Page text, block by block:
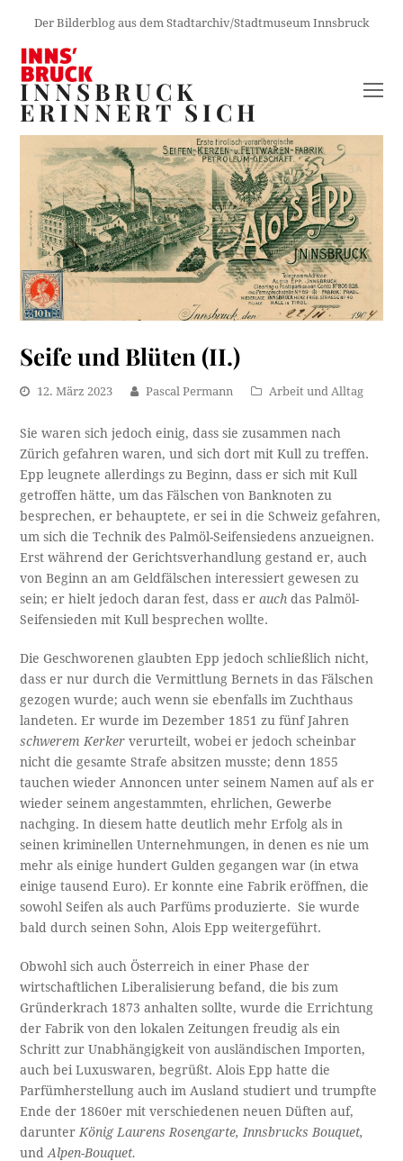
Der Bilderblog aus dem Stadtarchiv/Stadtmuseum Innsbruck
INNSBRUCK
ERINNERT SICH
Seife und Blüten (II.)
12. März 2023 Pascal Permann Arbeit und Alltag
Sie waren sich jedoch einig, dass sie zusammen nach
Zürich gefahren waren, und sich dort mit Kull zu treffen.
Epp leugnete allerdings zu Beginn, dass er sich mit Kull
getroffen hätte, um das Fälschen von Banknoten zu
besprechen, er behauptete, er sei in die Schweiz gefahren,
um sich die Technik des Palmöl-Seifensiedens anzueignen.
Erst während der Gerichtsverhandlung gestand er, auch
von Beginn an am Geldfälschen interessiert gewesen zu
sein; er hielt jedoch daran fest, dass erauch das Palmöl-
Seifensieden mit Kull besprechen wollte.
Die Geschworenen glaubten Epp jedoch schließlich nicht,
dass er nur durch die Vermittlung Bernets in das Fälschen
gezogen wurde; auch wenn sie ebenfalls im Zuchthaus
landeten. Er wurde im Dezember 1851 zu fünf Jahren
schwerem Kerkerverurteilt, wobei er jedoch scheinbar
nicht die gesamte Strafe absitzen musste; denn 1855
tauchen wieder Annoncen unter seinem Namen auf als er
wieder seinem angestammten, ehrlichen, Gewerbe
nachging. In diesem hatte deutlich mehr Erfolg als in
seinen kriminellen Unternehmungen, in denen es nie um
mehr als einige hundert Gulden gegangen war (in etwa
einige tausend Euro). Er konnte eine Fabrik eröffnen, die
sowohl Seifen als auch Parfüms produzierte. Sie wurde
bald durch seinen Sohn, Alois Epp weitergeführt.
Obwohl sich auch Österreich in einer Phase der
wirtschaftlichen Liberalisierung befand, die bis zum
Gründerkrach 1873 anhalten sollte, wurde die Errichtung
der Fabrik von den lokalen Zeitungen freudig als ein
Schritt zur Unabhängigkeit von ausländischen Importen,
auch bei Luxuswaren, begrüßt. Alois Epp hatte die
Parfümherstellung auch im Ausland studiert und trumpfte
Ende der 1860er mit verschiedenen neuen Düften auf,
darunter König Laurens Rosengarte, Innsbrucks Bouquet,
undAlpen-Bouquet.